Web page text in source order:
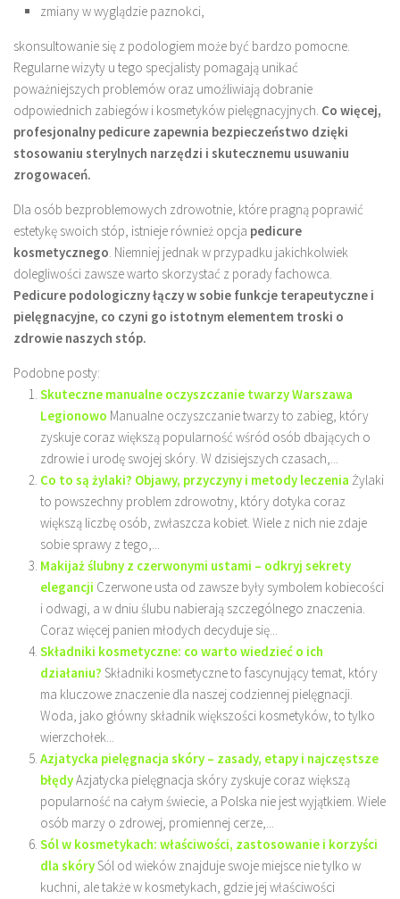
zmiany w wyglądzie paznokci,
skonsultowanie się z podologiem może być bardzo pomocne.
Regularne wizyty u tego specjalisty pomagają unikać
poważniejszych problemów oraz umożliwiają dobranie
odpowiednich zabiegów i kosmetyków pielęgnacyjnych. Co więcej,
profesjonalny pedicure zapewnia bezpieczeństwo dzięki
stosowaniu sterylnych narzędzi i skutecznemu usuwaniu
zrogowaceń.
Dla osób bezproblemowych zdrowotnie, które pragną poprawić
estetykę swoich stóp, istnieje również opcja pedicure
kosmetycznego. Niemniej jednak w przypadku jakichkolwiek
dolegliwości zawsze warto skorzystać z porady fachowca.
Pedicure podologiczny łączy w sobie funkcje terapeutyczne i
pielęgnacyjne, co czyni go istotnym elementem troski o
zdrowie naszych stóp.
Podobne posty:
Skuteczne manualne oczyszczanie twarzy Warszawa
Legionowo Manualne oczyszczanie twarzy to zabieg, który
zyskuje coraz większą popularność wśród osób dbających o
zdrowie i urodę swojej skóry. W dzisiejszych czasach,...
Co to są żylaki? Objawy, przyczyny i metody leczenia Żylaki
to powszechny problem zdrowotny, który dotyka coraz
większą liczbę osób, zwłaszcza kobiet. Wiele z nich nie zdaje
sobie sprawy z tego,...
Makijaż ślubny z czerwonymi ustami – odkryj sekrety
elegancji Czerwone usta od zawsze były symbolem kobiecości
i odwagi, a w dniu ślubu nabierają szczególnego znaczenia.
Coraz więcej panien młodych decyduje się...
Składniki kosmetyczne: co warto wiedzieć o ich
działaniu? Składniki kosmetyczne to fascynujący temat, który
ma kluczowe znaczenie dla naszej codziennej pielęgnacji.
Woda, jako główny składnik większości kosmetyków, to tylko
wierzchołek...
Azjatycka pielęgnacja skóry – zasady, etapy i najczęstsze
błędyAzjatycka pielęgnacja skóry zyskuje coraz większą
popularność na całym świecie, a Polska nie jest wyjątkiem. Wiele
osób marzy o zdrowej, promiennej cerze,...
Sól w kosmetykach: właściwości, zastosowanie i korzyści
dla skórySól od wieków znajduje swoje miejsce nie tylko w
kuchni, ale także w kosmetykach, gdzie jej właściwości